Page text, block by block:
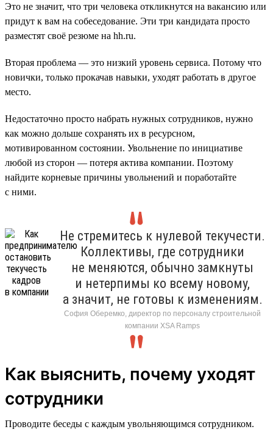
Это не значит, что три человека откликнутся на вакансию или
придут к вам на собеседование. Эти три кандидата просто
разместят своё резюме на hh.ru.
Вторая проблема — это низкий уровень сервиса. Потому что
новички, только прокачав навыки, уходят работать в другое
место.
Недостаточно просто набрать нужных сотрудников, нужно
как можно дольше сохранять их в ресурсном,
мотивированном состоянии. Увольнение по инициативе
любой из сторон — потеря актива компании. Поэтому
найдите корневые причины увольнений и поработайте
с ними.
Не стремитесь к нулевой текучести.
Коллективы, где сотрудники
не меняются, обычно замкнуты
и нетерпимы ко всему новому,
а значит, не готовы к изменениям.
София Оберемко, директор по персоналу строительной
компании XSA Ramps
Как выяснить, почему уходят
сотрудники
Проводите беседы с каждым увольняющимся сотрудником.